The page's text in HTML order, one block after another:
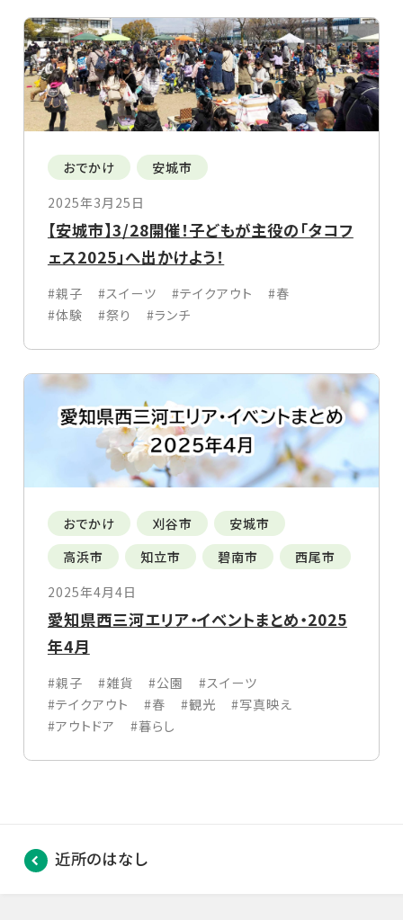
おでかけ
安城市
2025年3月25日
【安城市】3/28開催！子どもが主役の「タコフ
ェス2025」へ出かけよう！
#親子 #スイーツ #テイクアウト
#春
#体験
#祭り #ランチ
おでかけ 刈谷市
安城市
高浜市
知立市 碧南市
西尾市
2025年4月4日
愛知県西三河エリア・イベントまとめ・2025
年4月
#親子 #雑貨 #公園
#スイーツ
#テイクアウト
#春 #観光
#写真映え
#アウトドア
#暮らし
近所のはなし